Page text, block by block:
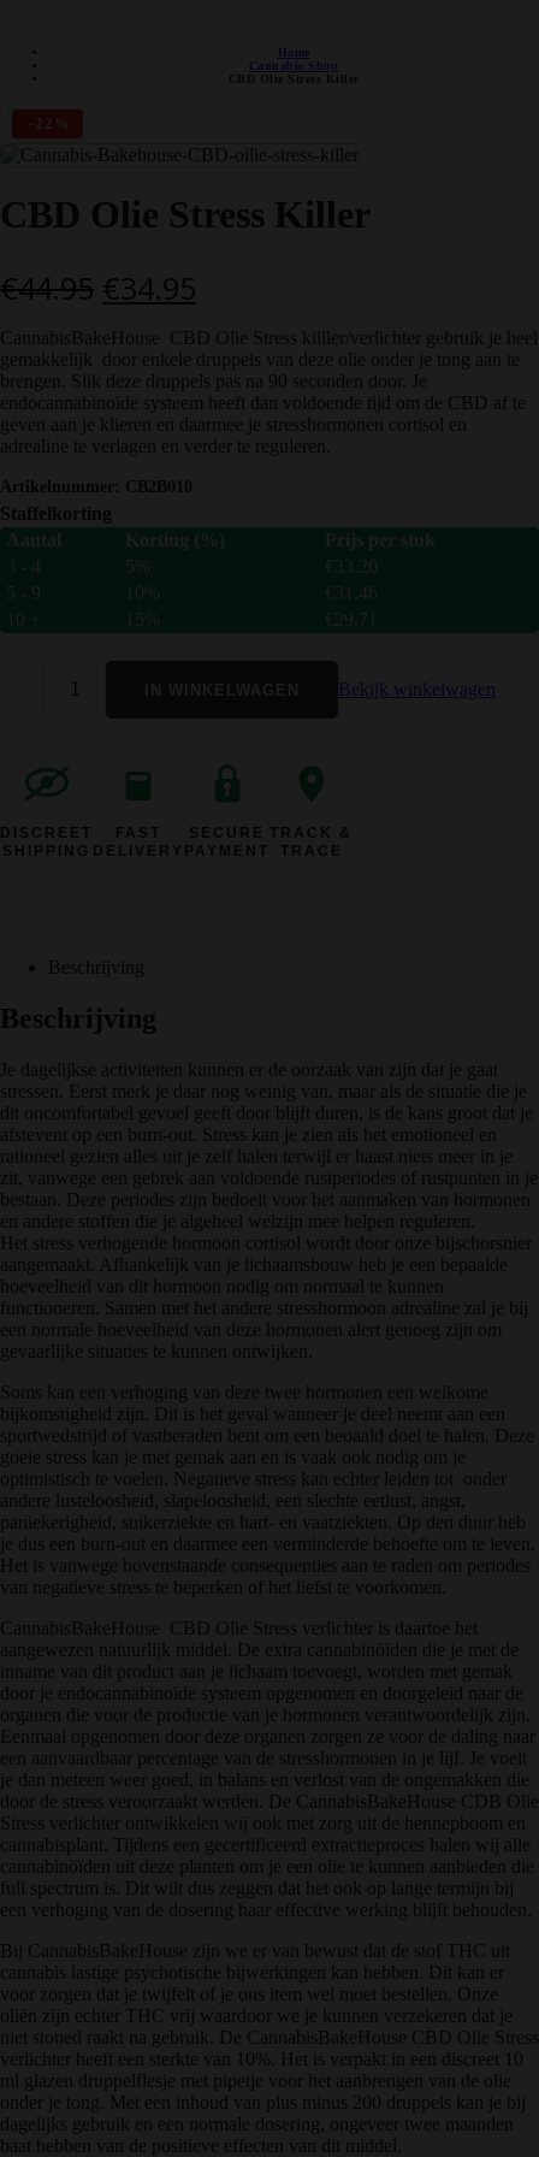
Home
Cannabis Shop
CBD Olie Stress Killer
-22%
CBD Olie Stress Killer
€44.95 Oorspronkelijke
prijs
was:
€44.95.
€34.95
prijs
is:
€34.95.
CannabisBakeHouse CBD Olie Stress killler/verlichter gebruik je heel
gemakkelijk door enkele druppels van deze olie onder je tong aan te
brengen. Slik deze druppels pas na 90 seconden door. Je
endocannabinoïde systeem heeft dan voldoende tijd om de CBD af te
geven aan je klieren en daarmee je stresshormonen cortisol en
adrealine te verlagen en verder te reguleren.
Artikelnummer: CB2B010
Staffelkorting
Aantal
Korting (%)
Prijs per stuk
3 - 4
5% €
33.20
5 - 9
10% €
31.46
10 +
15% € 29.71
Bekijk winkelwagen
DISCREET
SHIPPING
FAST
DELIVERY
SECURE
PAYMENT
TRACK &
TRACE
Beschrijving
Beschrijving
Je dagelijkse activiteiten kunnen er de oorzaak van zijn dat je gaat
stressen. Eerst merk je daar nog weinig van, maar als de situatie die je
dit oncomfortabel gevoel geeft door blijft duren, is de kans groot dat je
afstevent op een burn-out. Stress kan je zien als het emotioneel en
rationeel gezien alles uit je zelf halen terwijl er haast niets meer in je
zit, vanwege een gebrek aan voldoende rustperiodes of rustpunten in je
bestaan. Deze periodes zijn bedoelt voor het aanmaken van hormonen
en andere stoffen die je algeheel welzijn mee helpen reguleren.
Het stress verhogende hormoon cortisol wordt door onze bijschorsnier
aangemaakt. Afhankelijk van je lichaamsbouw heb je een bepaalde
hoeveelheid van dit hormoon nodig om normaal te kunnen
functioneren. Samen met het andere stresshormoon adrealine zal je bij
een normale hoeveelheid van deze hormonen alert genoeg zijn om
gevaarlijke situaties te kunnen ontwijken.
Soms kan een verhoging van deze twee hormonen een welkome
bijkomstigheid zijn. Dit is het geval wanneer je deel neemt aan een
sportwedstrijd of vastberaden bent om een beoaald doel te halen. Deze
goeie stress kan je met gemak aan en is vaak ook nodig om je
optimistisch te voelen. Negatieve stress kan echter leiden tot onder
andere lusteloosheid, slapeloosheid, een slechte eetlust, angst,
paniekerigheid, suikerziekte en hart- en vaatziekten. Op den duur heb
je dus een burn-out en daarmee een verminderde behoefte om te leven.
Het is vanwege bovenstaande consequenties aan te raden om periodes
van negatieve stress te beperken of het liefst te voorkomen.
CannabisBakeHouse CBD Olie Stress verlichter is daartoe het
aangewezen natuurlijk middel. De extra cannabinöïden die je met de
inname van dit product aan je lichaam toevoegt, worden met gemak
door je endocannabinoïde systeem opgenomen en doorgeleid naar de
organen die voor de productie van je hormonen verantwoordelijk zijn.
Eenmaal opgenomen door deze organen zorgen ze voor de daling naar
een aanvaardbaar percentage van de stresshormonen in je lijf. Je voelt
je dan meteen weer goed, in balans en verlost van de ongemakken die
door de stress veroorzaakt werden. De CannabisBakeHouse CDB Olie
Stress verlichter ontwikkelen wij ook met zorg uit de hennepboom en
cannabisplant. Tijdens een gecertificeerd extractieproces halen wij alle
cannabinöïden uit deze planten om je een olie te kunnen aanbieden die
full spectrum is. Dit wilt dus zeggen dat het ook op lange termijn bij
een verhoging van de dosering haar effective werking blijft behouden.
Bij CannabisBakeHouse zijn we er van bewust dat de stof THC uit
cannabis lastige psychotische bijwerkingen kan hebben. Dit kan er
voor zorgen dat je twijfelt of je ons item wel moet bestellen. Onze
oliën zijn echter THC vrij waardoor we je kunnen verzekeren dat je
niet stoned raakt na gebruik. De CannabisBakeHouse CBD Olie Stress
verlichter heeft een sterkte van 10%. Het is verpakt in een discreet 10
ml glazen druppelflesje met pipetje voor het aanbrengen van de olie
onder je tong. Met een inhoud van plus minus 200 druppels kan je bij
dagelijks gebruik en een normale dosering, ongeveer twee maanden
baat hebben van de positieve effecten van dit middel.